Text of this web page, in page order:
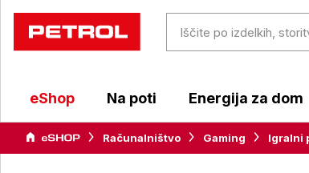
eShop Na poti Energija za dom
Računalništvo Gaming Igralni